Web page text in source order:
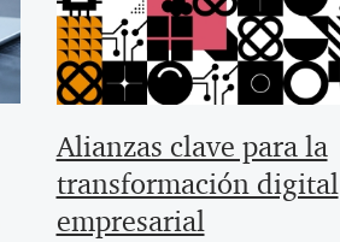
Alianzas clave para la
transformación digital
empresarial